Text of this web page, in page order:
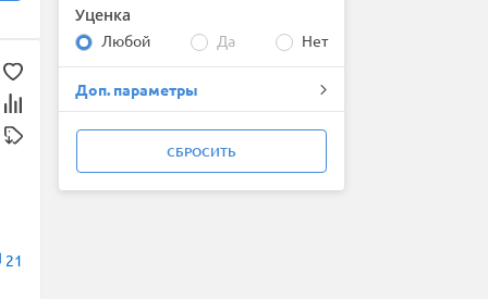
21
Michelin
Nexen
Ovation
Pirelli
Roadstone
Уценка
Любой Да Нет
Доп. параметры
СБРОСИТЬ